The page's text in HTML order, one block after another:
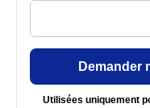
Demander
Utilisées uniquement